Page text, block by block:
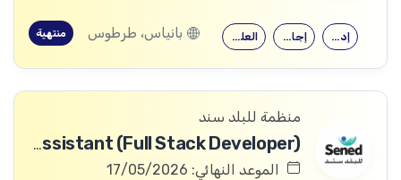
العلوم الاجتماعية إجازة هندسية… إدارة الأعمال بانياس، طرطوس منتهية
منظمة للبلد سند
IT Assistant (Full Stack Developer)
الموعد النهائي: 17/05/2026